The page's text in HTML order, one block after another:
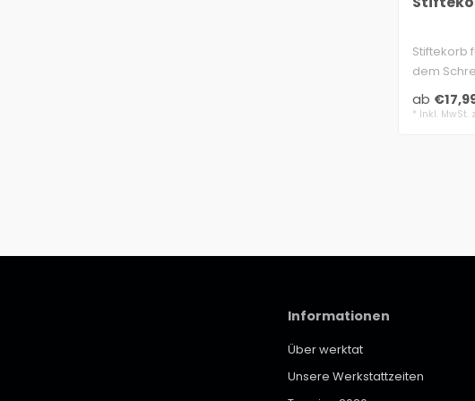
Stiftekorb
dem
Körbchen
ab
* Inkl. MwSt.
Informationen
Über werktat
Unsere Werkstattzeiten